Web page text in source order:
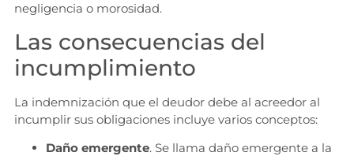
negligencia o morosidad.
Las consecuencias del
incumplimiento
La indemnización que el deudor debe al acreedor al
incumplir sus obligaciones incluye varios conceptos:
Daño emergente. Se llama daño emergente a la